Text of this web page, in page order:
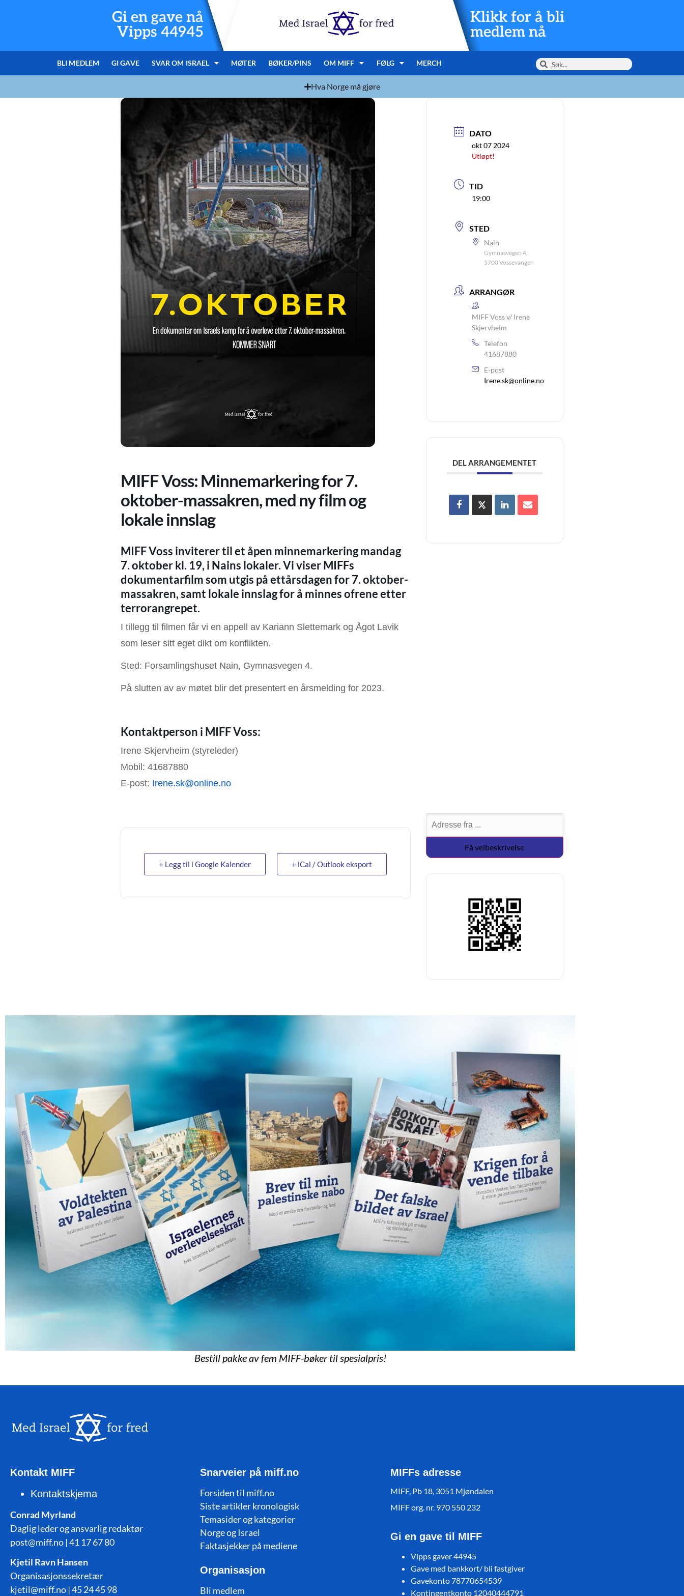
Gi en gave nå
Vipps 44945
Klikk for å bli
medlem nå
BLI MEDLEM GI GAVE SVAR OM ISRAEL MØTER BØKER/PINS OM MIFF FØLG MERCH
Hva Norge må gjøre
MIFF Voss: Minnemarkering for 7.
oktober-massakren, med ny film og
lokale innslag
MIFF Voss inviterer til et åpen minnemarkering mandag
7. oktober kl. 19, i Nains lokaler. Vi viser MIFFs
dokumentarfilm som utgis på ettårsdagen for 7. oktober-
massakren, samt lokale innslag for å minnes ofrene etter
terrorangrepet.
I tillegg til filmen får vi en appell av Kariann Slettemark og Ågot Lavik
som leser sitt eget dikt om konflikten.
Sted: Forsamlingshuset Nain, Gymnasvegen 4.
På slutten av av møtet blir det presentert en årsmelding for 2023.
Kontaktperson i MIFF Voss:
Irene Skjervheim (styreleder)
Mobil: 41687880
E-post: Irene.sk@online.no
+ Legg til i Google Kalender + iCal / Outlook eksport
DATO
okt 07 2024
Utløpt!
TID
19:00
STED
Nain
Gymnasvegen 4,
5700 Vossevangen
ARRANGØR
MIFF Voss v/ Irene
Skjervheim
Telefon
41687880
E-post
Irene.sk@online.no
DEL ARRANGEMENTET
Bestill pakke av fem MIFF-bøker til spesialpris!
Kontakt MIFF
Kontaktskjema
Conrad Myrland
Daglig leder og ansvarlig redaktør
post@miff.no | 41 17 67 80
Kjetil Ravn Hansen
Organisasjonssekretær
kjetil@miff.no | 45 24 45 98
Snarveier på miff.no
Forsiden til miff.no
Siste artikler kronologisk
Temasider og kategorier
Norge og Israel
Faktasjekker på mediene
Organisasjon
Bli medlem
MIFFs adresse
MIFF, Pb 18, 3051 Mjøndalen
MIFF org. nr. 970 550 232
Gi en gave til MIFF
Vipps gaver 44945
Gave med bankkort/ bli fastgiver
Gavekonto 78770654539
Kontingentkonto 12040444791